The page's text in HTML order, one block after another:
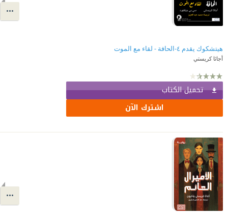
هيتشكوك يقدم ٤-الحافة - لقاء مع الموت
أجاثا كريستي
تحميل الكتاب
اشترك الآن